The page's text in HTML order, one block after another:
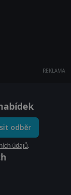
REKLAMA
odběr
údajů.